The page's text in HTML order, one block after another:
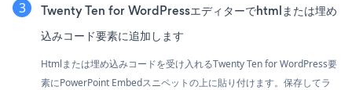
Twenty Ten for WordPressエディターでhtmlまたは埋め
込みコード要素に追加します
Htmlまたは埋め込みコードを受け入れるTwenty Ten for WordPress要
素にPowerPoint Embedスニペットの上に貼り付けます。保存してラ